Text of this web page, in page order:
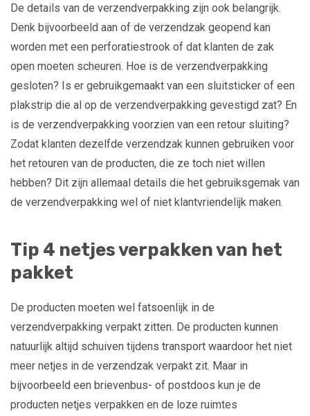
De details van de verzendverpakking zijn ook belangrijk.
Denk bijvoorbeeld aan of de verzendzak geopend kan
worden met een perforatiestrook of dat klanten de zak
open moeten scheuren. Hoe is de verzendverpakking
gesloten? Is er gebruikgemaakt van een sluitsticker of een
plakstrip die al op de verzendverpakking gevestigd zat? En
is de verzendverpakking voorzien van een retour sluiting?
Zodat klanten dezelfde verzendzak kunnen gebruiken voor
het retouren van de producten, die ze toch niet willen
hebben? Dit zijn allemaal details die het gebruiksgemak van
de verzendverpakking wel of niet klantvriendelijk maken.
Tip 4 netjes verpakken van het
pakket
De producten moeten wel fatsoenlijk in de
verzendverpakking verpakt zitten. De producten kunnen
natuurlijk altijd schuiven tijdens transport waardoor het niet
meer netjes in de verzendzak verpakt zit. Maar in
bijvoorbeeld een brievenbus- of postdoos kun je de
producten netjes verpakken en de loze ruimtes